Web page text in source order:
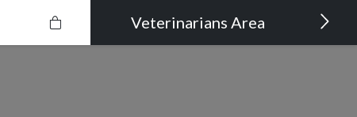
Veterinarians Area